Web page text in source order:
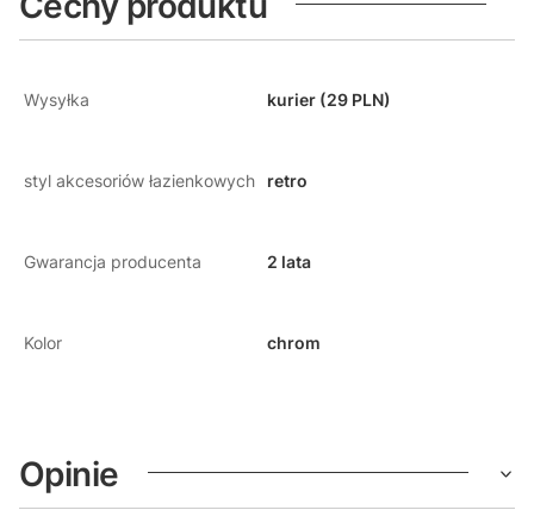
Wysyłka kurier (29 PLN)
styl akcesoriów łazienkowych retro
Gwarancja producenta 2 lata
Kolor chrom
Opinie